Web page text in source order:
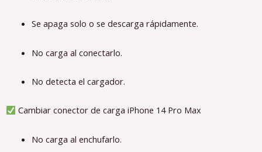
Se apaga solo o se descarga rápidamente.
No carga al conectarlo.
No detecta el cargador.
Cambiar conector de carga iPhone 14 Pro Max
No carga al enchufarlo.